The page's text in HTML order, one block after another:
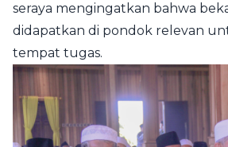
seraya mengingatkan bahwa
didapatkan di pondok relevan
tempat tugas.